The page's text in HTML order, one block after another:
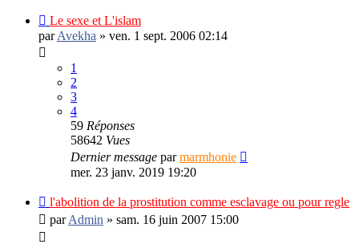
Le sexe et L'islam
parAvekha » ven. 1 sept. 2006 02:14
1
2
3
4
59 Réponses
58642 Vues
Dernier message parmarmhonie
mer. 23 janv. 2019 19:20
l'abolition de la prostitution comme esclavage ou pour regle
parAdmin » sam. 16 juin 2007 15:00